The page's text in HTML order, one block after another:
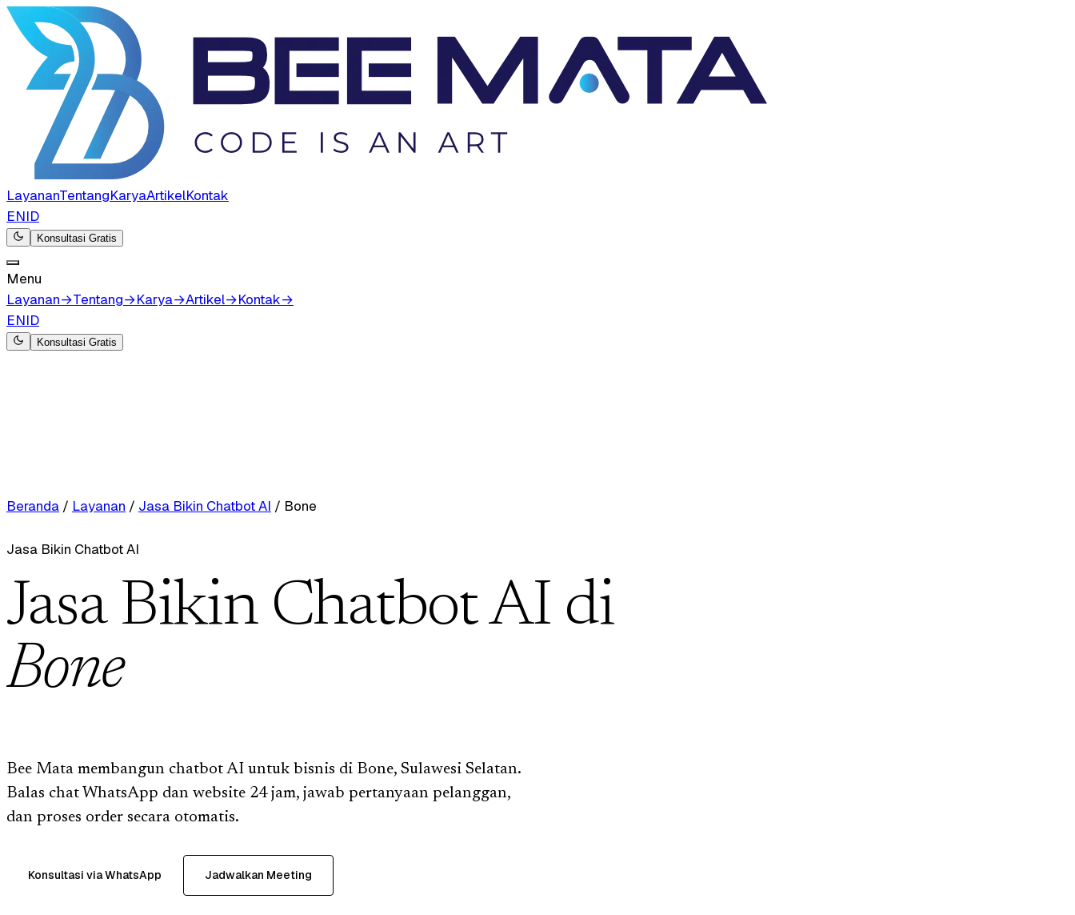
LayananTentangKaryaArtikelKontak
ENID
Konsultasi Gratis
Menu
Layanan→Tentang→Karya→Artikel→Kontak→
ENID
Konsultasi Gratis
Beranda / Layanan / Jasa Bikin Chatbot AI / Bone
Jasa Bikin Chatbot AI
Jasa Bikin Chatbot AI di
Bone
Bee Mata membangun chatbot AI untuk bisnis di Bone, Sulawesi Selatan.
Balas chat WhatsApp dan website 24 jam, jawab pertanyaan pelanggan,
dan proses order secara otomatis.
Konsultasi via WhatsApp Jadwalkan Meeting